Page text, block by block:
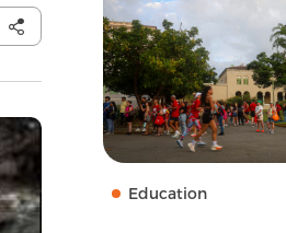
Education